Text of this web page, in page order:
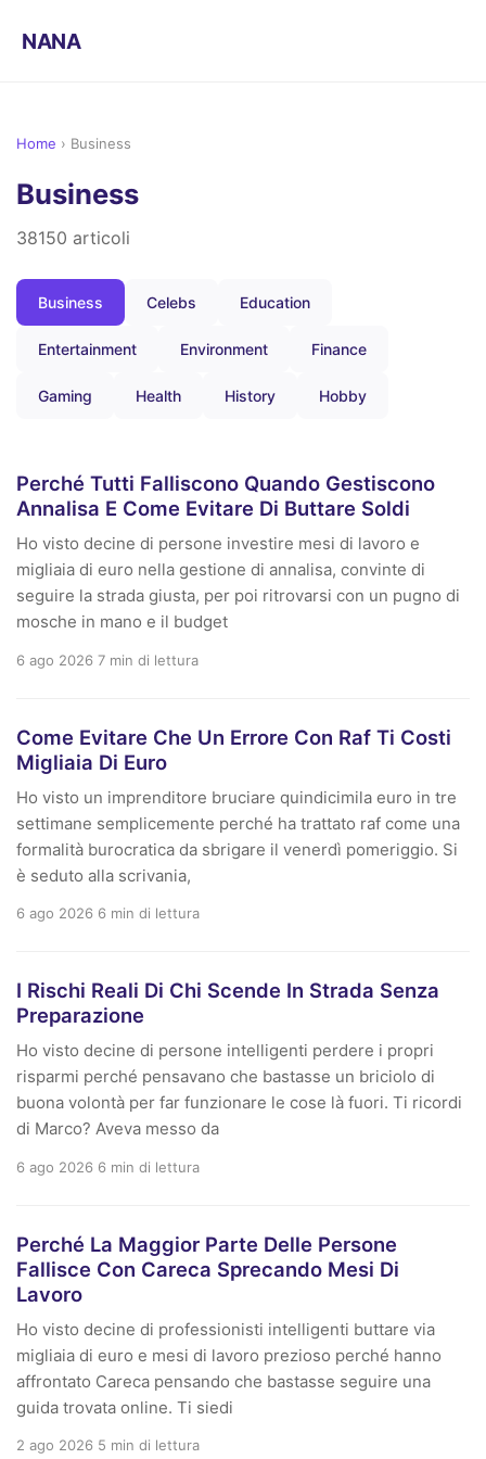
NANA
Home › Business
Business
38150 articoli
Business Celebs Education
Entertainment Environment Finance
Gaming Health History Hobby
Perché Tutti Falliscono Quando Gestiscono
Annalisa E Come Evitare Di Buttare Soldi
Ho visto decine di persone investire mesi di lavoro e
migliaia di euro nella gestione di annalisa, convinte di
seguire la strada giusta, per poi ritrovarsi con un pugno di
mosche in mano e il budget
6 ago 2026 7 min di lettura
Come Evitare Che Un Errore Con Raf Ti Costi
Migliaia Di Euro
Ho visto un imprenditore bruciare quindicimila euro in tre
settimane semplicemente perché ha trattato raf come una
formalità burocratica da sbrigare il venerdì pomeriggio. Si
è seduto alla scrivania,
6 ago 2026 6 min di lettura
I Rischi Reali Di Chi Scende In Strada Senza
Preparazione
Ho visto decine di persone intelligenti perdere i propri
risparmi perché pensavano che bastasse un briciolo di
buona volontà per far funzionare le cose là fuori. Ti ricordi
di Marco? Aveva messo da
6 ago 2026 6 min di lettura
Perché La Maggior Parte Delle Persone
Fallisce Con Careca Sprecando Mesi Di
Lavoro
Ho visto decine di professionisti intelligenti buttare via
migliaia di euro e mesi di lavoro prezioso perché hanno
affrontato Careca pensando che bastasse seguire una
guida trovata online. Ti siedi
2 ago 2026 5 min di lettura